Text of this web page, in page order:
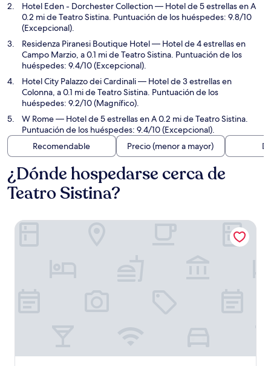
Hotel Eden - Dorchester Collection— Hotel de 5 estrellas en A
0.2 mi de Teatro Sistina. Puntuación de los huéspedes: 9.8/10
(Excepcional).
Residenza Piranesi Boutique Hotel— Hotel de 4 estrellas en
Campo Marzio, a 0.1 mi de Teatro Sistina. Puntuación de los
huéspedes: 9.4/10 (Excepcional).
Hotel City Palazzo dei Cardinali— Hotel de 3 estrellas en
Colonna, a 0.1 mi de Teatro Sistina. Puntuación de los
huéspedes: 9.2/10 (Magnífico).
W Rome— Hotel de 5 estrellas en A 0.2 mi de Teatro Sistina.
Puntuación de los huéspedes: 9.4/10 (Excepcional).
Recomendable
Precio (menor a mayor)
¿Dónde hospedarse cerca de
Teatro Sistina?
Imperium Suite Trevi